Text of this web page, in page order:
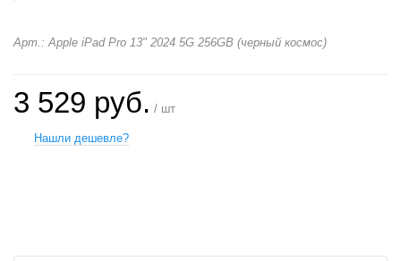
Арт.: Apple iPad Pro 13" 2024 5G 256GB (черный космос)
3 529 руб. / шт
Нашли дешевле?